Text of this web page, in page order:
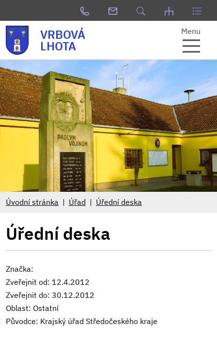
VRBOVÁ
LHOTA
Menu
Úvodní stránka Úřad Úřední deska
Úřední deska
Značka:
Zveřejnit od: 12.4.2012
Zveřejnit do: 30.12.2012
Oblast: Ostatní
Původce: Krajský úřad Středočeského kraje